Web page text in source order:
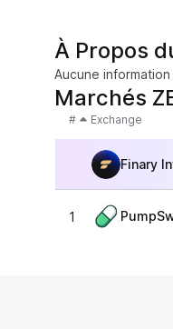
À Propos
Aucune
Marchés
# Exchange
Finary
1